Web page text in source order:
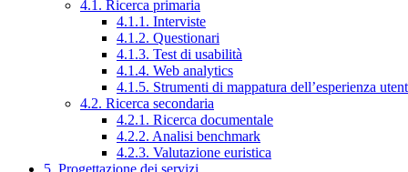
4.1. Ricerca primaria
4.1.1. Interviste
4.1.2. Questionari
4.1.3. Test di usabilità
4.1.4. Web analytics
4.1.5. Strumenti di mappatura dell’esperienza
4.2. Ricerca secondaria
4.2.1. Ricerca documentale
4.2.2. Analisi benchmark
4.2.3. Valutazione euristica
5. Progettazione dei servizi